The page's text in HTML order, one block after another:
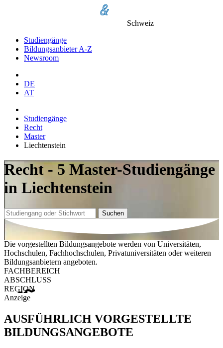
Schweiz
Studiengänge
Bildungsanbieter A-Z
Newsroom
DE
AT
Studiengänge
Recht
Master
Liechtenstein
Recht - 5 Master-Studiengänge
in Liechtenstein
Suchen
Die vorgestellten Bildungsangebote werden von Universitäten,
Hochschulen, Fachhochschulen, Privatuniversitäten oder weiteren
Bildungsanbietern angeboten.
FACHBEREICH
ABSCHLUSS
REGION
Anzeige
AUSFÜHRLICH VORGESTELLTE
BILDUNGSANGEBOTE